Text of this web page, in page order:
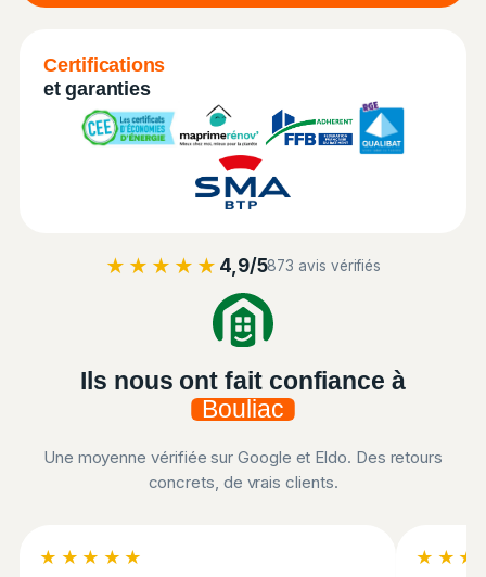
Certifications
et garanties
★★★★★ 4,9/5873 avis vérifiés
Ils nous ont fait confiance à
Bouliac
Une moyenne vérifiée sur Google et Eldo. Des retours
concrets, de vrais clients.
★★★★★